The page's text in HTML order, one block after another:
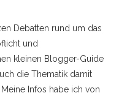
Debatten rund um das
und
kleinen Blogger-Guide
die Thematik damit
Infos habe ich von